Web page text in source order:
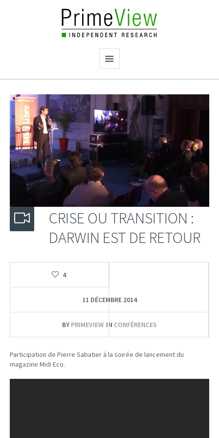
CRISE OU TRANSITION :
DARWIN EST DE RETOUR
4
11 DÉCEMBRE 2014
BYPRIMEVIEW IN CONFÉRENCES
Participation de Pierre Sabatier à la soirée de lancement du
magazine Midi Eco.